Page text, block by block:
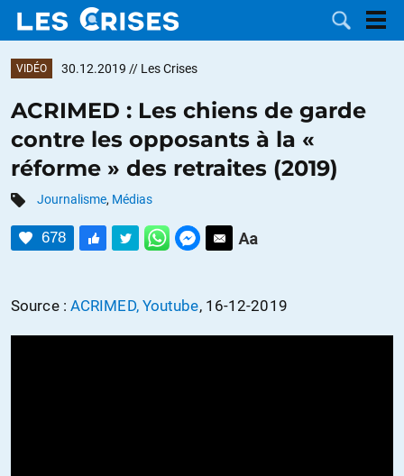
DOSSIERS
CATÉGORIES
MOTS CLÉS
CONTACTER
FAIRE UN
VIDÉO 30.12.2019 // Les Crises
ACRIMED : Les chiens de garde
contre les opposants à la «
réforme » des retraites (2019)
Journalisme, Médias
678
Source : ACRIMED, Youtube, 16-12-2019